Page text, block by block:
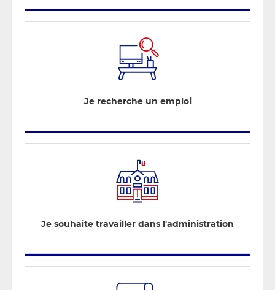
Je recherche un emploi
Je souhaite travailler dans l'administration